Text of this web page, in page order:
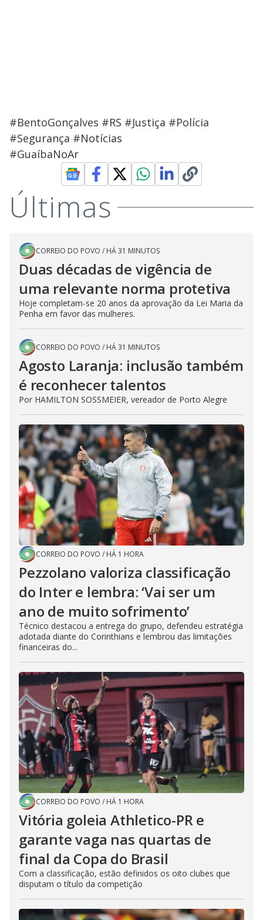
#BentoGonçalves #RS #Justiça #Polícia
#Segurança #Notícias
#GuaíbaNoAr
Últimas
CORREIO DO POVO / HÁ 31 MINUTOS
Duas décadas de vigência de
uma relevante norma protetiva
Hoje completam-se 20 anos da aprovação da Lei Maria da
Penha em favor das mulheres.
CORREIO DO POVO / HÁ 31 MINUTOS
Agosto Laranja: inclusão também
é reconhecer talentos
Por HAMILTON SOSSMEIER, vereador de Porto Alegre
CORREIO DO POVO / HÁ 1 HORA
Pezzolano valoriza classificação
do Inter e lembra: ‘Vai ser um
ano de muito sofrimento’
Técnico destacou a entrega do grupo, defendeu estratégia
adotada diante do Corinthians e lembrou das limitações
financeiras do...
CORREIO DO POVO / HÁ 1 HORA
Vitória goleia Athletico-PR e
garante vaga nas quartas de
final da Copa do Brasil
Com a classificação, estão definidos os oito clubes que
disputam o título da competição